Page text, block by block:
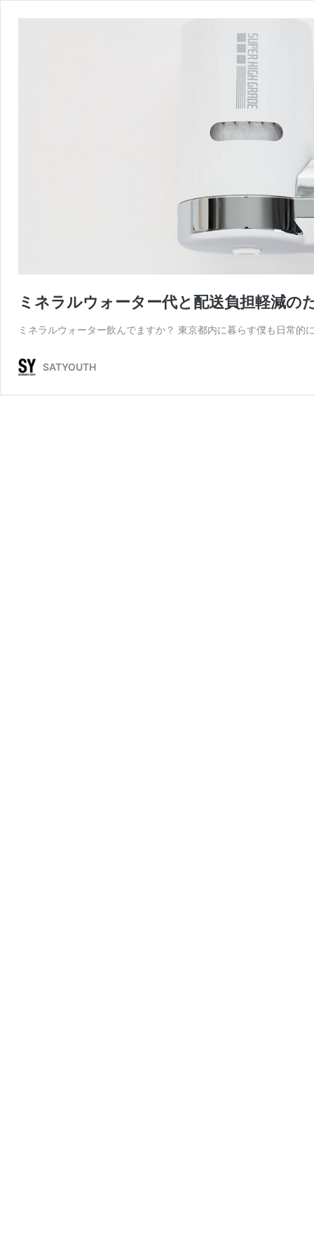
ミネラルウォーター代と配送負担軽減の
ミネラルウォーター飲んでますか？ 東京都内に暮らす僕も日常
SATYOUTH